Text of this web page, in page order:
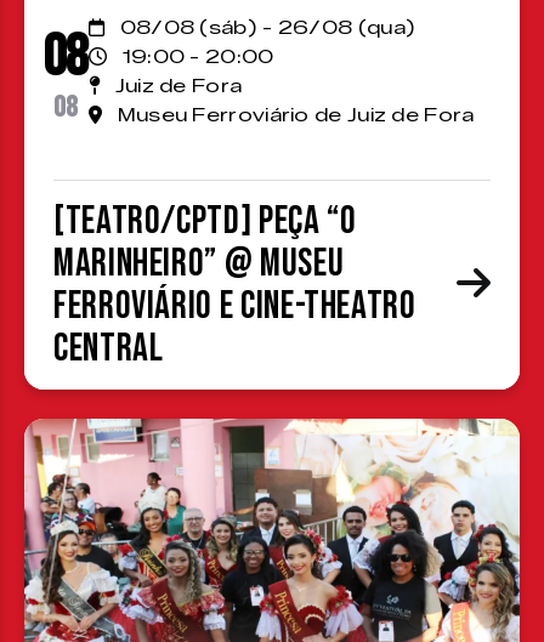
08
08
08/08 (sáb) - 26/08 (qua)
19:00 - 20:00
Juiz de Fora
Museu Ferroviário de Juiz de Fora
[TEATRO/CPTD] Peça “O
Marinheiro” @ Museu
Ferroviário e Cine-Theatro
Central